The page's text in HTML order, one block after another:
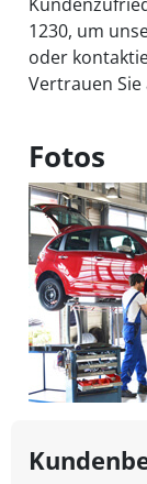
1230, um
oder
Vertrauen
Fotos